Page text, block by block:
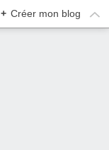
+ Créer mon blog